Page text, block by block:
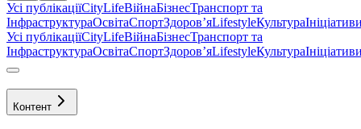
Усі публікаціїCityLifeВійнаБізнесТранспорт та
ІнфраструктураОсвітаСпортЗдоровʼяLifestyleКультура
Усі публікаціїCityLifeВійнаБізнесТранспорт та
ІнфраструктураОсвітаСпортЗдоровʼяLifestyleКультура
Контент